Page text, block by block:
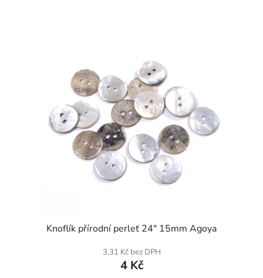
Knoflík přírodní perleť 24" 15mm Agoya
3,31 Kč bez DPH
4 Kč